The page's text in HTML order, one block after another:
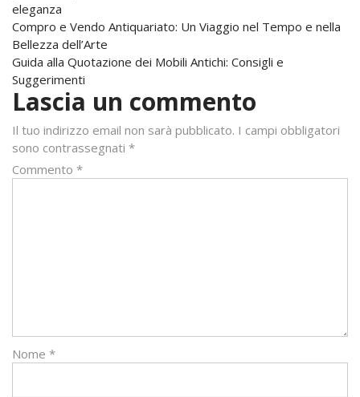
eleganza
Navigazione
articoli
Compro e Vendo Antiquariato: Un Viaggio nel Tempo e nella
Bellezza dell’Arte
Guida alla Quotazione dei Mobili Antichi: Consigli e
Suggerimenti
Lascia un commento
Il tuo indirizzo email non sarà pubblicato. I campi obbligatori
sono contrassegnati *
Commento *
Nome *